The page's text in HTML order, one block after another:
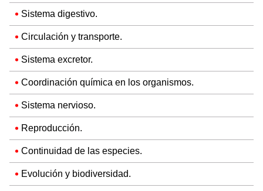
Sistema digestivo.
Circulación y transporte.
Sistema excretor.
Coordinación química en los organismos.
Sistema nervioso.
Reproducción.
Continuidad de las especies.
Evolución y biodiversidad.